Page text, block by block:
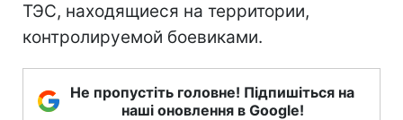
ТЭС, находящиеся на территории,
контролируемой боевиками.
Не пропустіть головне! Підпишіться на
наші оновлення в Google!